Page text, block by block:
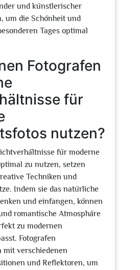
und künstlerischer
um die Schönheit und
Tages optimal
Fotografen
für
nutzen?
für moderne
zu nutzen, setzen
Techniken und
Indem sie das natürliche
und einfangen, können
romantische Atmosphäre
zu modernen
Fotografen
verschiedenen
und Reflektoren, um